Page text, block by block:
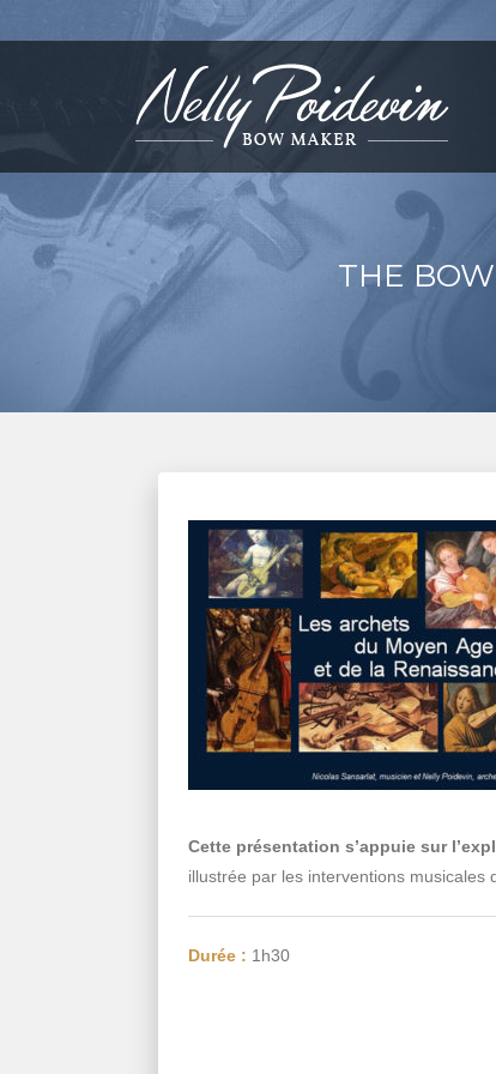
THE
Cette présentation s’appuie sur
illustrée par les interventions musicales
Durée : 1h30